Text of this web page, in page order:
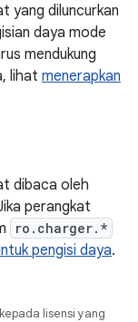
yang diluncurkan
daya mode
mendukung
lihat menerapkan
dibaca oleh
perangkat
ro.charger.*
pengisi daya.
lisensi yang